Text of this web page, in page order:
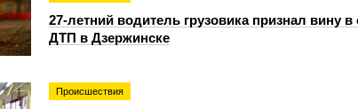
27-летний водитель грузовика признал вину
ДТП в Дзержинске
Происшествия